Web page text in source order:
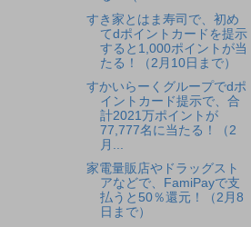
すき家とはま寿司で、初め
てdポイントカードを提示
すると1,000ポイントが当
たる！（2月10日まで）
すかいらーくグループでdポ
イントカード提示で、合
計2021万ポイントが
77,777名に当たる！（2
月...
家電量販店やドラッグスト
アなどで、FamiPayで支
払うと50％還元！（2月8
日まで）